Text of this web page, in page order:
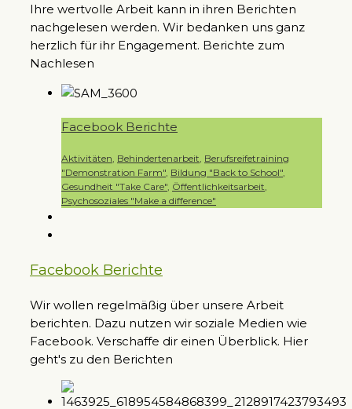
Ihre wertvolle Arbeit kann in ihren Berichten
nachgelesen werden. Wir bedanken uns ganz
herzlich für ihr Engagement. Berichte zum
Nachlesen
Facebook Berichte
Aktivitäten Behindertenarbeit Berufsreifetraining
"Demonstration Farm" Bildung "Back to School"
Gesundheit "Take Care" Öffentlichkeitsarbeit
Psychosoziales "Make a difference"
Facebook Berichte
Wir wollen regelmäßig über unsere Arbeit
berichten. Dazu nutzen wir soziale Medien wie
Facebook. Verschaffe dir einen Überblick. Hier
geht's zu den Berichten